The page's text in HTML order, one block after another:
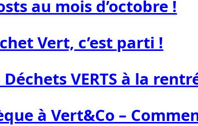
au mois d’octobre !
Vert, c’est parti !
VERTS à la
à Vert&Co –